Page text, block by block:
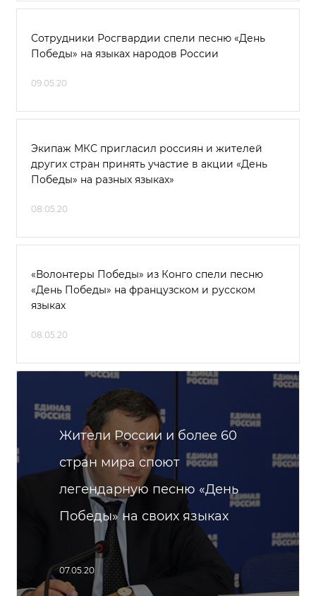
Сотрудники Росгвардии спели песню «День
Победы» на языках народов России
09.05.20
Экипаж МКС пригласил россиян и жителей
других стран принять участие в акции «День
Победы» на разных языках»
08.05.20
«Волонтеры Победы» из Конго спели песню
«День Победы» на французском и русском
языках
08.05.20
Жители России и более 60
стран мира споют
легендарную песню «День
Победы» на своих языках
07.05.20